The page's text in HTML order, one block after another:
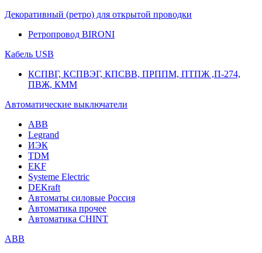
Декоративный (ретро) для открытой проводки
Ретропровод BIRONI
Кабель USB
КСПВГ, КСПВЭГ, КПСВВ, ПРППМ, ПТПЖ ,П-274,
ПВЖ, КММ
Автоматические выключатели
ABB
Legrand
ИЭК
TDM
EKF
Systeme Electric
DEKraft
Автоматы силовые Россия
Автоматика прочее
Автоматика CHINT
ABB